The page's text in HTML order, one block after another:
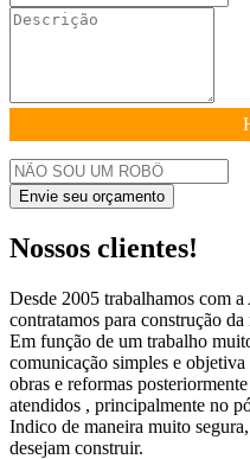
Envie seu orçamento
Nossos clientes!
Desde 2005 trabalhamos com
contratamos para construção da
Em função de um trabalho
comunicação simples e
obras e reformas
atendidos , principalmente no
Indico de maneira muito
desejam construir.